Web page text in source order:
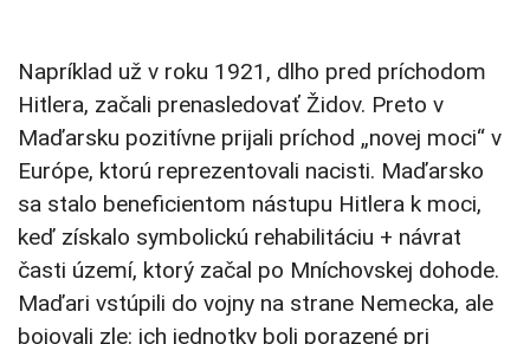
Napríklad už v roku 1921, dlho pred príchodom
Hitlera, začali prenasledovať Židov. Preto v
Maďarsku pozitívne prijali príchod „novej moci“ v
Európe, ktorú reprezentovali nacisti. Maďarsko
sa stalo beneficientom nástupu Hitlera k moci,
keď získalo symbolickú rehabilitáciu + návrat
časti území, ktorý začal po Mníchovskej dohode.
Maďari vstúpili do vojny na strane Nemecka, ale
bojovali zle: ich jednotky boli porazené pri